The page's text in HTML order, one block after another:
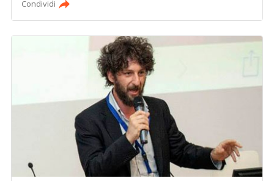
Condividi